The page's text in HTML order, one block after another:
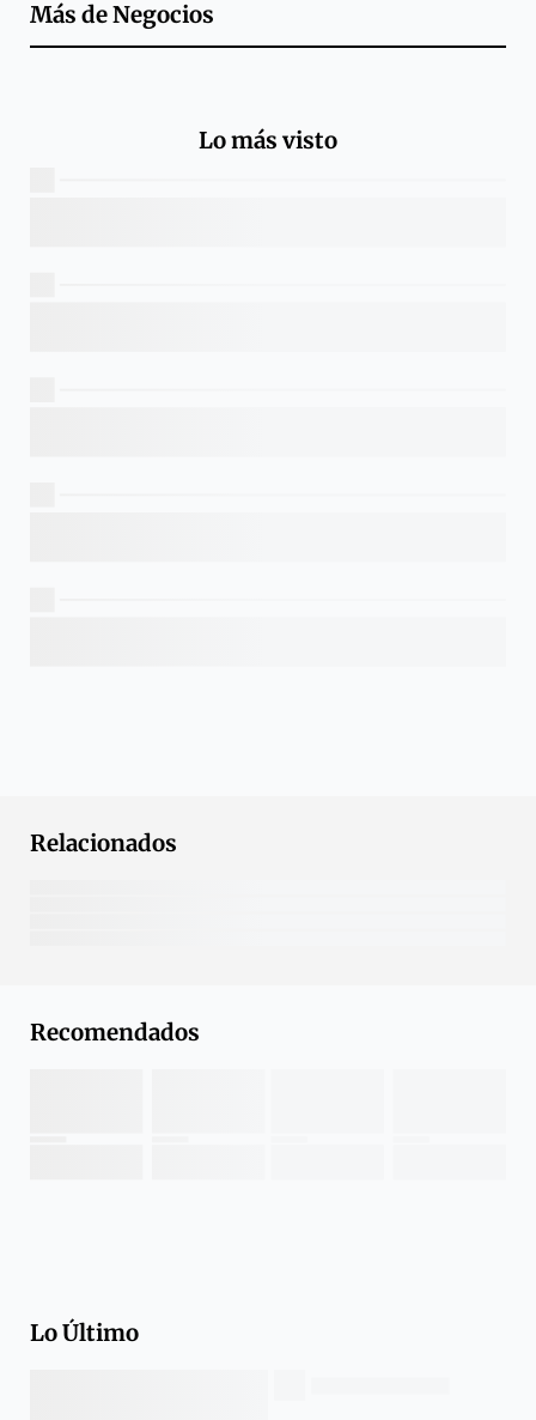
Más deNegocios
Lo más visto
Relacionados
Recomendados
Lo Último